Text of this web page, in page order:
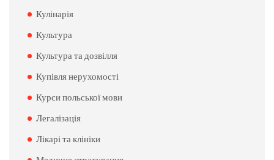
Кулінарія
Культура
Культура та дозвілля
Купівля нерухомості
Курси польської мови
Легалізація
Лікарі та клініки